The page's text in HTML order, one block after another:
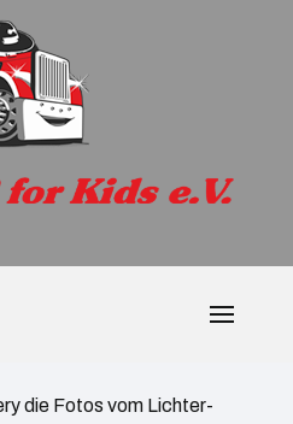
die Fotos vom Lichter-